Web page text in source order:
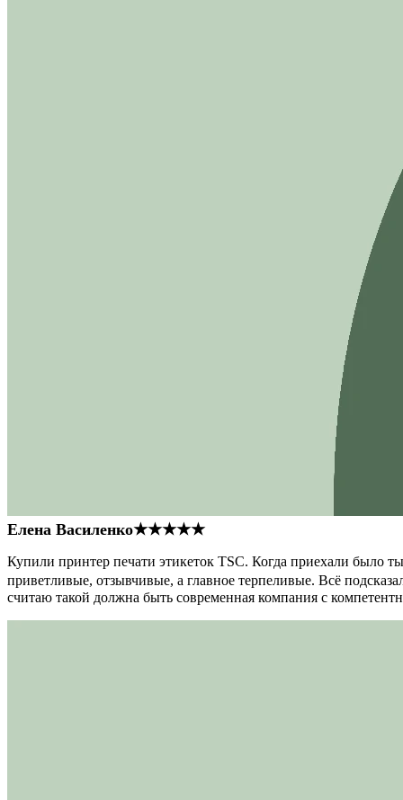
Елена Василенко★★★★★
Купили принтер печати этикеток TSC. Когда приехали было
приветливые, отзывчивые, а главное терпеливые. Всё
считаю такой должна быть современная компания с